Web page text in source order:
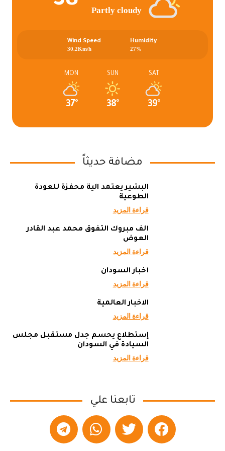
Partly cloudy
Humidity
27%
Wind Speed
30.2Km/h
SAT
39°
SUN
38°
MON
37°
مضافة حديثاً
البشير يعتمد آلية محفزة للعودة
الطوعية
قراءة المزيد
ألف مبروك التفوق محمد عبد القادر
العوض
قراءة المزيد
أخبار السودان
قراءة المزيد
الاخبار العالمية
قراءة المزيد
إستطلاع يحسم جدل مستقبل مجلس
السيادة في السودان
قراءة المزيد
تابعنا علي